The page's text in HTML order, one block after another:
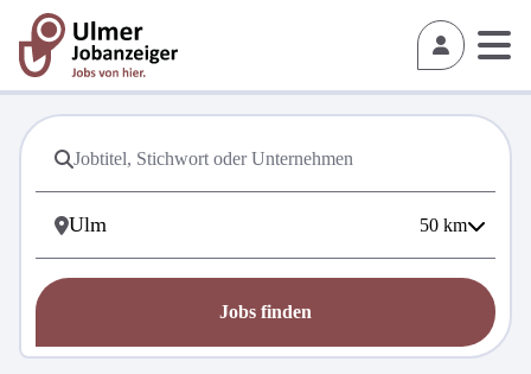
50 km
Jobs finden